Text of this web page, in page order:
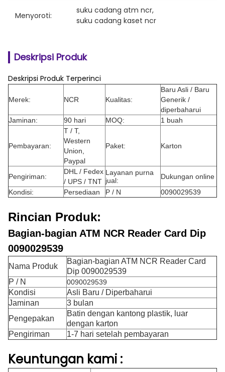
Menyoroti:
suku cadang atm ncr,
suku cadang kaset ncr
Deskripsi Produk
Deskripsi Produk Terperinci
Merek: NCR Kualitas:
Baru Asli / Baru
Generik /
diperbaharui
Jaminan:
90 hari MOQ: 1 buah
Pembayaran:
T / T,
Western
Union,
Paypal
Paket: Karton
Pengiriman:
DHL / Fedex
/ UPS / TNT
Layanan purna
jual:
Dukungan online
Kondisi:
Persediaan P / N 0090029539
Rincian Produk:
Bagian-bagian ATM NCR Reader Card Dip
0090029539
Nama Produk
Bagian-bagian ATM NCR Reader Card
Dip 0090029539
P / N
0090029539
Kondisi
Asli Baru / Diperbaharui
Jaminan
3 bulan
Pengepakan
Batin dengan kantong plastik, luar
dengan karton
Pengiriman
1-7 hari setelah pembayaran
Keuntungan kami :